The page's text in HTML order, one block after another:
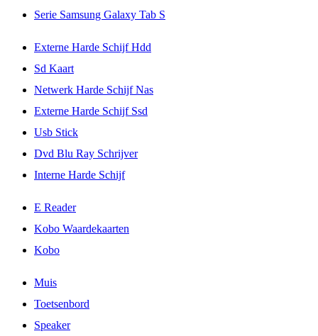
Serie Samsung Galaxy Tab S
Externe Harde Schijf Hdd
Sd Kaart
Netwerk Harde Schijf Nas
Externe Harde Schijf Ssd
Usb Stick
Dvd Blu Ray Schrijver
Interne Harde Schijf
E Reader
Kobo Waardekaarten
Kobo
Muis
Toetsenbord
Speaker